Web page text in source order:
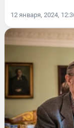
12 января, 2024,